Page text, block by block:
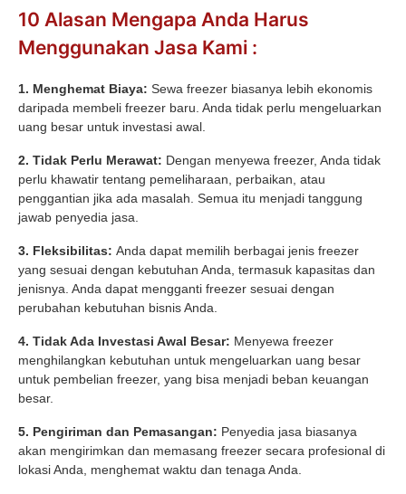
10 Alasan Mengapa Anda Harus
Menggunakan Jasa Kami :
1. Menghemat Biaya: Sewa freezer biasanya lebih ekonomis
daripada membeli freezer baru. Anda tidak perlu mengeluarkan
uang besar untuk investasi awal.
2. Tidak Perlu Merawat: Dengan menyewa freezer, Anda tidak
perlu khawatir tentang pemeliharaan, perbaikan, atau
penggantian jika ada masalah. Semua itu menjadi tanggung
jawab penyedia jasa.
3. Fleksibilitas: Anda dapat memilih berbagai jenis freezer
yang sesuai dengan kebutuhan Anda, termasuk kapasitas dan
jenisnya. Anda dapat mengganti freezer sesuai dengan
perubahan kebutuhan bisnis Anda.
4. Tidak Ada Investasi Awal Besar: Menyewa freezer
menghilangkan kebutuhan untuk mengeluarkan uang besar
untuk pembelian freezer, yang bisa menjadi beban keuangan
besar.
5. Pengiriman dan Pemasangan: Penyedia jasa biasanya
akan mengirimkan dan memasang freezer secara profesional di
lokasi Anda, menghemat waktu dan tenaga Anda.